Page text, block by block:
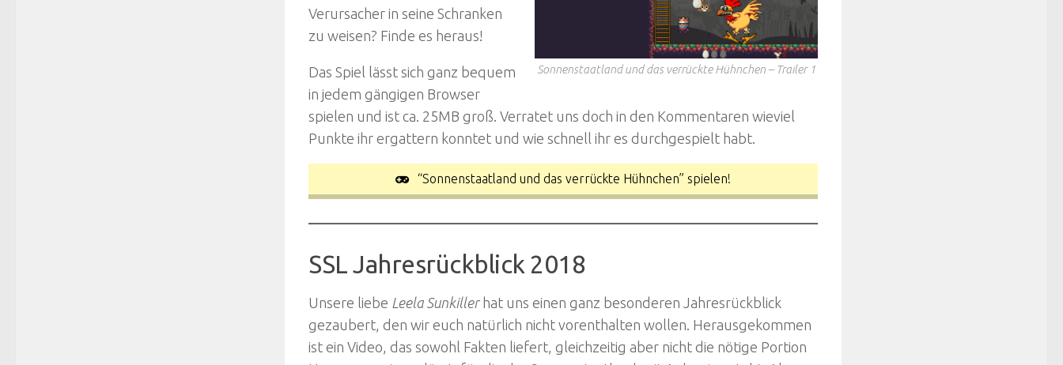
Sonnenstaatland und das verrückte Hühnchen – Trailer 1
Verursacher in seine Schranken
zu weisen? Finde es heraus!
Das Spiel lässt sich ganz bequem
in jedem gängigen Browser
spielen und ist ca. 25MB groß. Verratet uns doch in den Kommentaren wieviel
Punkte ihr ergattern konntet und wie schnell ihr es durchgespielt habt.
“Sonnenstaatland und das verrückte Hühnchen” spielen!
SSL Jahresrückblick 2018
Unsere liebe Leela Sunkillerhat uns einen ganz besonderen Jahresrückblick
gezaubert, den wir euch natürlich nicht vorenthalten wollen. Herausgekommen
ist ein Video, das sowohl Fakten liefert, gleichzeitig aber nicht die nötige Portion